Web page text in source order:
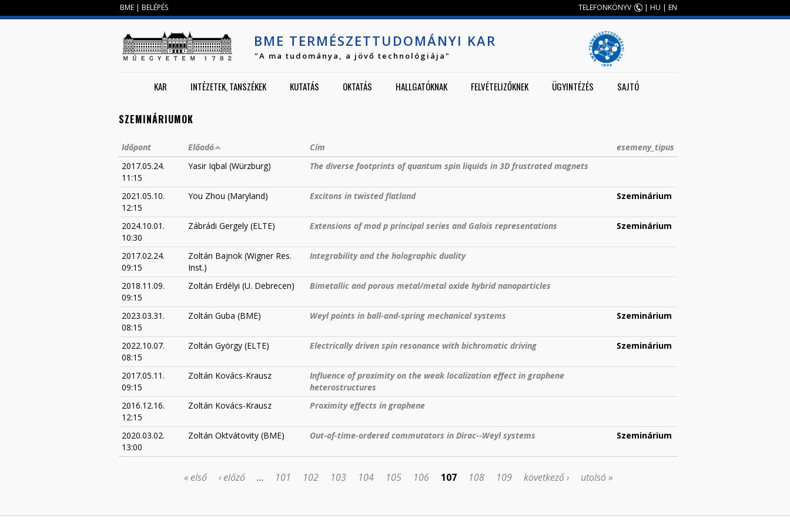
BME | BELÉPÉS TELEFONKÖNYV | HU | EN
BME TERMÉSZETTUDOMÁNYI KAR
"A ma tudománya, a jövő technológiája"
KAR INTÉZETEK, TANSZÉKEK KUTATÁS OKTATÁS HALLGATÓKNAK FELVÉTELIZŐKNEK ÜGYINTÉZÉS SAJTÓ
SZEMINÁRIUMOK
Időpont Előadó Cím
esemeny_tipus
2017.05.24.
11:15
Yasir Iqbal (Würzburg) The diverse footprints of quantum spin liquids in 3D frustrated magnets
2021.05.10.
12:15
You Zhou (Maryland) Excitons in twisted flatland Szeminárium
2024.10.01.
10:30
Zábrádi Gergely (ELTE) Extensions of mod p principal series and Galois representations Szeminárium
2017.02.24.
09:15
Zoltán Bajnok (Wigner Res.
Inst.)
Integrability and the holographic duality
2018.11.09.
09:15
Zoltán Erdélyi (U. Debrecen) Bimetallic and porous metal/metal oxide hybrid nanoparticles
2023.03.31.
08:15
Zoltán Guba (BME) Weyl points in ball-and-spring mechanical systems Szeminárium
2022.10.07.
08:15
Zoltán György (ELTE) Electrically driven spin resonance with bichromatic driving Szeminárium
2017.05.11.
09:15
Zoltán Kovács-Krausz
Influence of proximity on the weak localization effect in graphene
heterostructures
2016.12.16.
12:15
Zoltán Kovács-Krausz Proximity effects in graphene
2020.03.02.
13:00
Zoltán Oktvátovity (BME) Out-of-time-ordered commutators in Dirac--Weyl systems Szeminárium
« első ‹ előző … 101 102 103 104 105 106 107 108 109 következő › utolsó »